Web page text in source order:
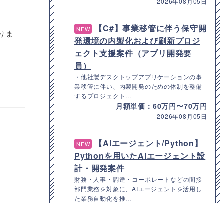
ま
NEW
【C#】事業移管に伴う保守開
発環境の内製化および刷新プロジ
ェクト支援案件（アプリ開発要
員）
・他社製デスクトップアプリケーションの事
業移管に伴い、内製開発のための体制を整備
するプロジェクト...
月額単価：60万円〜70万円
2026年08月05日
NEW
【AIエージェント/Python】
Pythonを用いたAIエージェント設
計・開発案件
財務・人事・調達・コーポレートなどの間接
部門業務を対象に、AIエージェントを活用し
た業務自動化を推...